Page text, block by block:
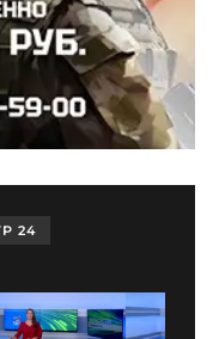
24